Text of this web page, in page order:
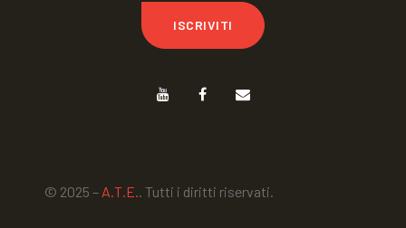
ISCRIVITI
© 2025 – A.T.E. . Tutti i diritti riservati.